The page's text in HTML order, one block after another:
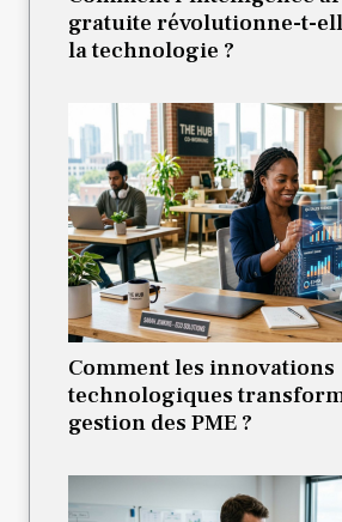
gratuite révolutionne-t-
la technologie ?
Comment les innovations
technologiques
gestion des PME ?